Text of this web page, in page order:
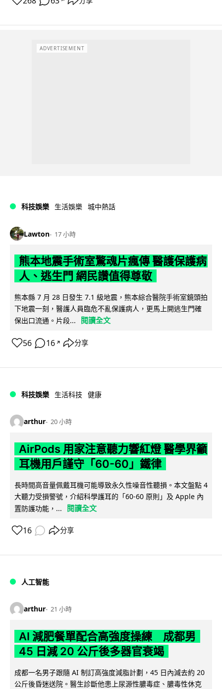
ADVERTISEMENT
科技娛樂 生活娛樂 城中熱話
Lawton 17 小時
熊本地震手術室驚魂片瘋傳 醫護保護病
人、逃生門 網民讚值得尊敬
熊本縣 7 月 28 日發生 7.1 級地震，熊本綜合醫院手術室鏡頭拍
下地震一刻，醫護人員臨危不亂保護病人，更馬上開逃生門確
保出口流通。片段...
閱讀全文
56 16 ↗ 分享
科技娛樂 生活科技 健康
arthur 20 小時
AirPods 用家注意聽力響紅燈 醫學界籲
耳機用戶謹守「60-60」鐵律
長時間高音量佩戴耳機可能導致永久性噪音性聽損。本文盤點 4
大聽力受損警號，介紹科學護耳的「60-60 原則」及 Apple 內
置防護功能，...
閱讀全文
16 分享
人工智能
arthur 21 小時
AI 減肥餐單配合高強度操練 成都男
45 日減 20 公斤後多器官衰竭
成都一名男子跟隨 AI 制訂高強度減脂計劃，45 日內減去約 20
公斤後昏迷送院。醫生診斷他患上尿源性膿毒症、膿毒性休克